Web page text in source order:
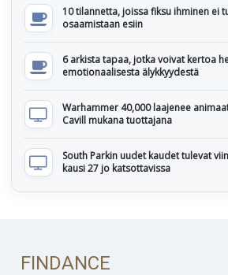
10 tilannetta, joissa fiksu ihminen ei
osaamistaan esiin
6 arkista tapaa, jotka voivat kertoa
emotionaalisesta älykkyydestä
Warhammer 40,000 laajenee
Cavill mukana tuottajana
South Parkin uudet kaudet tulevat
kausi 27 jo katsottavissa
FINDANCE